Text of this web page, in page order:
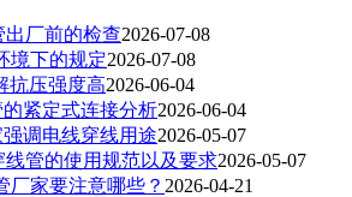
厂前的检查2026-07-08
境下的规定2026-07-08
抗压强度高2026-06-04
紧定式连接分析2026-06-04
调电线穿线用途2026-05-07
管的使用规范以及要求2026-05-07
厂家要注意哪些？ 2026-04-21